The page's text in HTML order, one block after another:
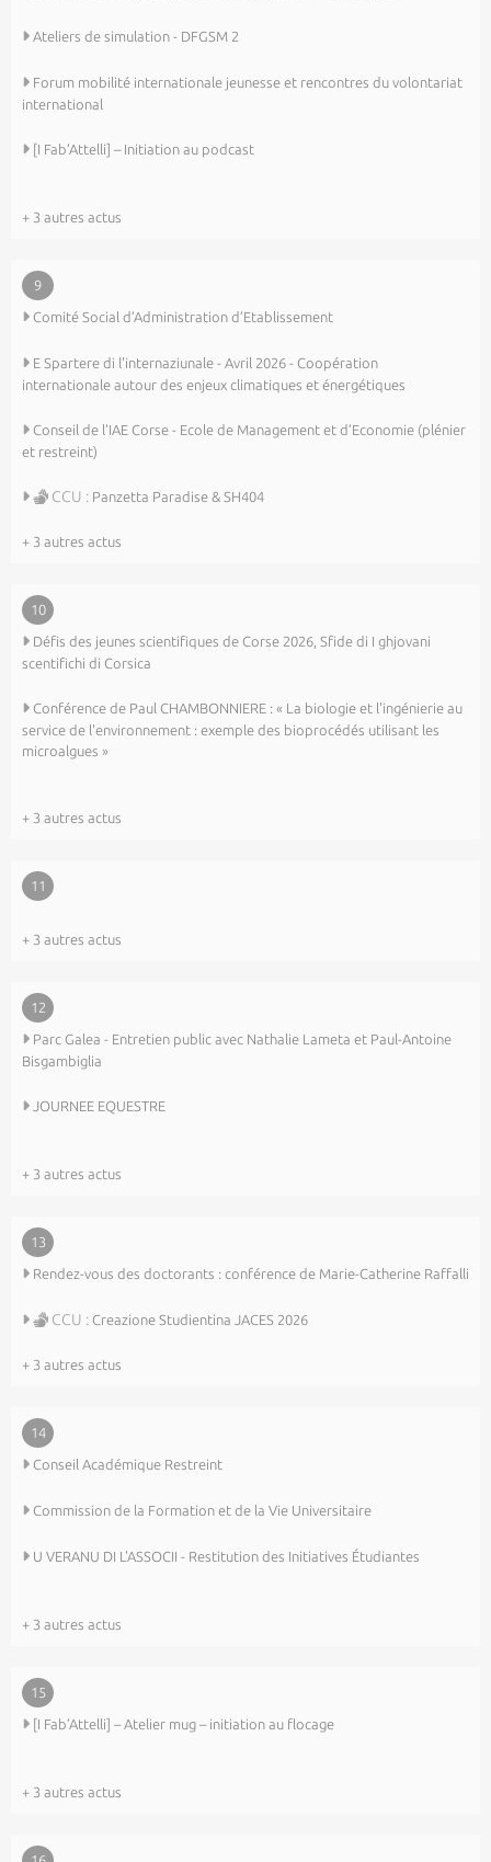
Ateliers de simulation - DFGSM 2
Forum mobilité internationale jeunesse et rencontres du volontariat
international
[I Fab’Attelli] – Initiation au podcast
+ 3 autres actus
9
Comité Social d’Administration d’Etablissement
E Spartere di l'internaziunale - Avril 2026 - Coopération
internationale autour des enjeux climatiques et énergétiques
Conseil de l’IAE Corse - Ecole de Management et d’Economie (plénier
et restreint)
CCU : Panzetta Paradise & SH404
+ 3 autres actus
10
Défis des jeunes scientifiques de Corse 2026, Sfide di I ghjovani
scentifichi di Corsica
Conférence de Paul CHAMBONNIERE : « La biologie et l'ingénierie au
service de l'environnement : exemple des bioprocédés utilisant les
microalgues »
+ 3 autres actus
11
+ 3 autres actus
12
Parc Galea - Entretien public avec Nathalie Lameta et Paul-Antoine
Bisgambiglia
JOURNEE EQUESTRE
+ 3 autres actus
13
Rendez-vous des doctorants : conférence de Marie-Catherine Raffalli
CCU : Creazione Studientina JACES 2026
+ 3 autres actus
14
Conseil Académique Restreint
Commission de la Formation et de la Vie Universitaire
U VERANU DI L'ASSOCII - Restitution des Initiatives Étudiantes
+ 3 autres actus
15
[I Fab’Attelli] – Atelier mug – initiation au flocage
+ 3 autres actus